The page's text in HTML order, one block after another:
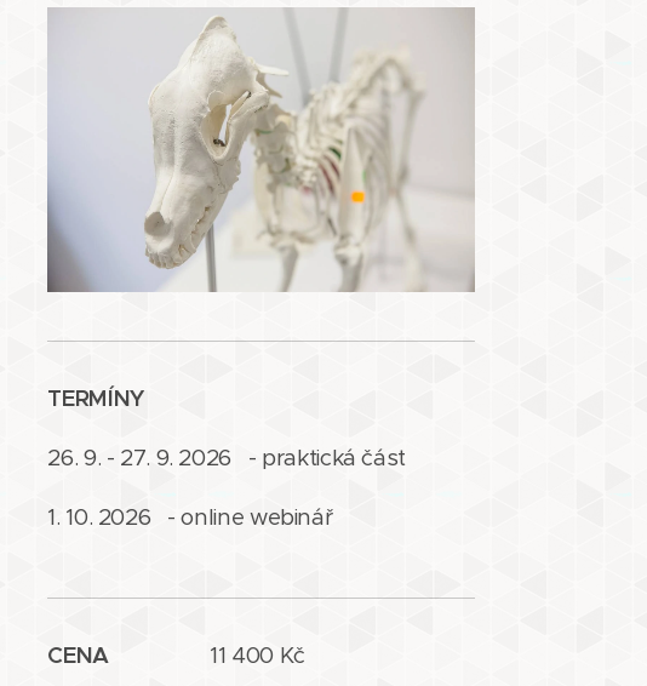
TERMÍNY
26. 9. - 27. 9. 2026 - praktická část
1. 10. 2026 - online webinář
CENA 11 400 Kč